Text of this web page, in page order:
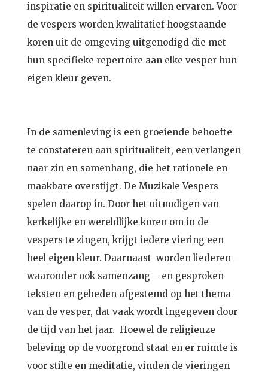
inspiratie en spiritualiteit willen ervaren. Voor
de vespers worden kwalitatief hoogstaande
koren uit de omgeving uitgenodigd die met
hun specifieke repertoire aan elke vesper hun
eigen kleur geven.
In de samenleving is een groeiende behoefte
te constateren aan spiritualiteit, een verlangen
naar zin en samenhang, die het rationele en
maakbare overstijgt. De Muzikale Vespers
spelen daarop in. Door het uitnodigen van
kerkelijke en wereldlijke koren om in de
vespers te zingen, krijgt iedere viering een
heel eigen kleur. Daarnaast worden liederen –
waaronder ook samenzang – en gesproken
teksten en gebeden afgestemd op het thema
van de vesper, dat vaak wordt ingegeven door
de tijd van het jaar. Hoewel de religieuze
beleving op de voorgrond staat en er ruimte is
voor stilte en meditatie, vinden de vieringen